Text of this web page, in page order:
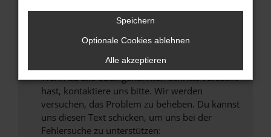
Sicherheitsrisiko, sondern kann auch dazu
unterstützt werden.
Wende dich an den Webseitenbetreiber.
Wenn du alle oben genannten Schritte versucht
hast, kontaktiere uns bitte. Wir werden
versuchen, das Problem zu beheben. Du kannst
uns diesen Text schicken, um uns bei der
Fehlersuche zu unterstützen:
Speichern
Optionale Cookies ablehnen
Alle akzeptieren